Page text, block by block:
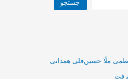
جستجو
ملّا حسین‌قلی همدانی